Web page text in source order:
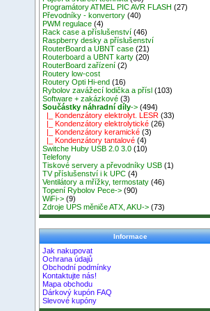
Programátory ATMEL PIC AVR FLASH (27)
Převodníky - konvertory (40)
PWM regulace (4)
Rack case a příslušenství (46)
Raspberry desky a příslušenství
RouterBoard a UBNT case (21)
Routerboard a UBNT karty (20)
RouterBoard zařízení (2)
Routery low-cost
Routery Opti Hi-end (16)
Rybolov zavážecí lodička a přísl (103)
Software + zakázkové (3)
Součástky náhradní díly-> (494)
|_ Kondenzátory elektrolyt. LESR (33)
|_ Kondenzátory elektrolytické (26)
|_ Kondenzátory keramické (3)
|_ Kondenzátory tantalové (4)
Switche Huby USB 2.0 3.0 (10)
Telefony
Tiskové servery a převodníky USB (1)
TV příslušenství i k UPC (4)
Ventilátory a mřížky, termostaty (46)
Topení Rybolov Pece-> (90)
WiFi-> (9)
Zdroje UPS měniče ATX, AKU-> (73)
Informace
Jak nakupovat
Ochrana údajů
Obchodní podmínky
Kontaktujte nás!
Mapa obchodu
Dárkový kupón FAQ
Slevové kupóny